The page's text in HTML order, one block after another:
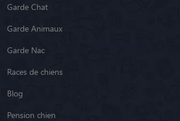
Garde Chat
Garde Animaux
Garde Nac
Races de chiens
Blog
Pension chien